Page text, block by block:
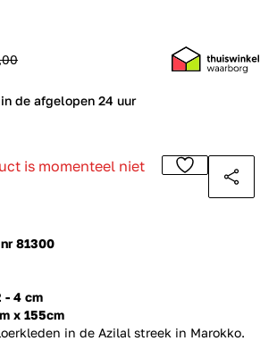
81300
- 4 cm
x 155cm
in de Azilal streek in Marokko.
de afgelopen 24 uur
is momenteel niet